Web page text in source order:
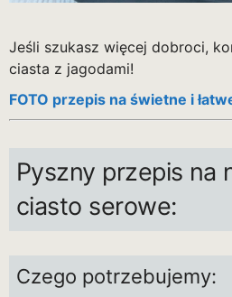
Jeśli szukasz więcej dobroci,
ciasta z jagodami!
FOTO przepis na świetne i
Pyszny przepis na
ciasto serowe:
Czego potrzebujemy: